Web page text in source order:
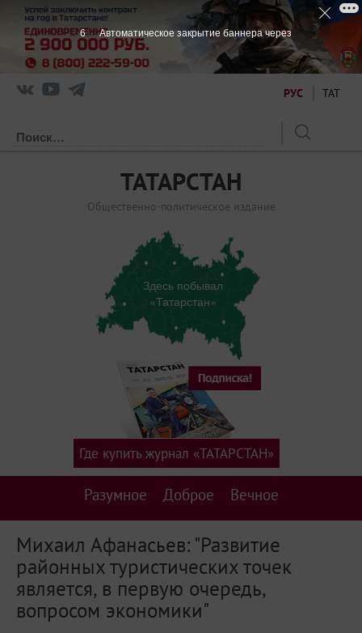
РУС ТАТ
ТАТАРСТАН
Общественно-политическое издание
Здесь побывал
«Татарстан»
Разумное Доброе Вечное
Где купить журнал «ТАТАРСТАН»
Михаил Афанасьев: "Развитие
районных туристических точек
является, в первую очередь,
вопросом экономики"
5 Автоматическое закрытие баннера через